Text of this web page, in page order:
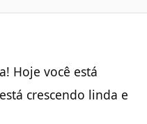
Hoje você está
crescendo linda e